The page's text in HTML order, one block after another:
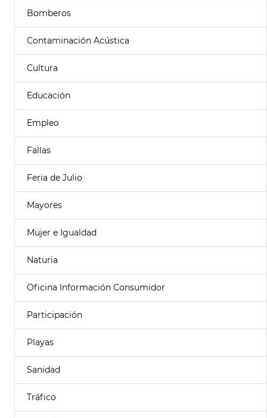
Bomberos
Contaminación Acústica
Cultura
Educación
Empleo
Fallas
Feria de Julio
Mayores
Mujer e Igualdad
Naturia
Oficina Información Consumidor
Participación
Playas
Sanidad
Tráfico